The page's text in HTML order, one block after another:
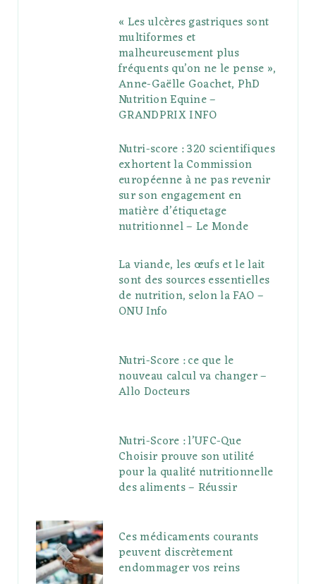
« Les ulcères gastriques sont
multiformes et
malheureusement plus
fréquents qu’on ne le pense »,
Anne-Gaëlle Goachet, PhD
Nutrition Equine –
GRANDPRIX INFO
Nutri-score : 320 scientifiques
exhortent la Commission
européenne à ne pas revenir
sur son engagement en
matière d’étiquetage
nutritionnel – Le Monde
La viande, les œufs et le lait
sont des sources essentielles
de nutrition, selon la FAO –
ONU Info
Nutri-Score : ce que le
nouveau calcul va changer –
Allo Docteurs
Nutri-Score : l’UFC-Que
Choisir prouve son utilité
pour la qualité nutritionnelle
des aliments – Réussir
Ces médicaments courants
peuvent discrètement
endommager vos reins